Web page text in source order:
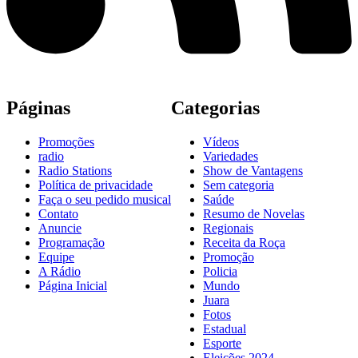
Páginas
Promoções
radio
Radio Stations
Política de privacidade
Faça o seu pedido musical
Contato
Anuncie
Programação
Equipe
A Rádio
Página Inicial
Categorias
Vídeos
Variedades
Show de Vantagens
Sem categoria
Saúde
Resumo de Novelas
Regionais
Receita da Roça
Promoção
Policia
Mundo
Juara
Fotos
Estadual
Esporte